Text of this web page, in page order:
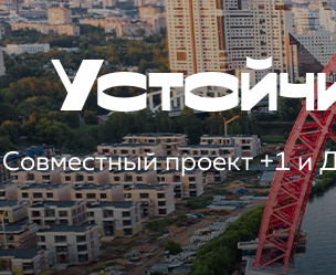
Совместный проект +1 и